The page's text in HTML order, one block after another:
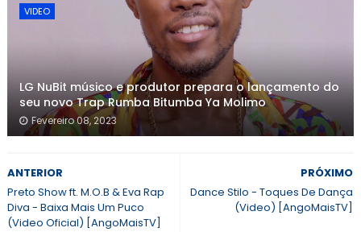
VIDEO
LG NuBit músico e produtor prepara o lançamento do
seu novo Trap Rumba Bitumba Ya Molimo
Fevereiro 08, 2023
PRÓXIMO
Dance Stilo - Toques De Dança
(Video) [AngoMaisTV]
ANTERIOR
Preto Show ft. M.O.B & Eva Rap
Diva - Baixa Mais Um Puco
(Video Oficial) [AngoMaisTV]